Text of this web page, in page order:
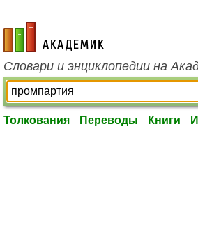
academic.ru
Словари и энциклопедии на
Толкования Переводы Книги